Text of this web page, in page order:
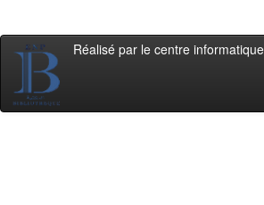
Réalisé par le centre